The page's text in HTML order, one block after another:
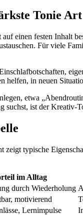
Tonie Art
einen festen Inhalt
Für viele
in neuen
etwa
ist der Kreativ-
typische
im Alltag
durch Wiederholung
motivierend
Lernimpulse